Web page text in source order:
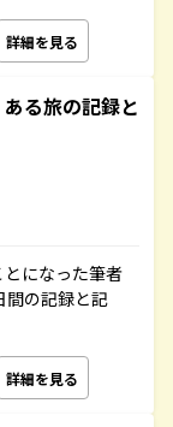
詳細を見る
る旅の記録と
になった筆者
間の記録と記
詳細を見る